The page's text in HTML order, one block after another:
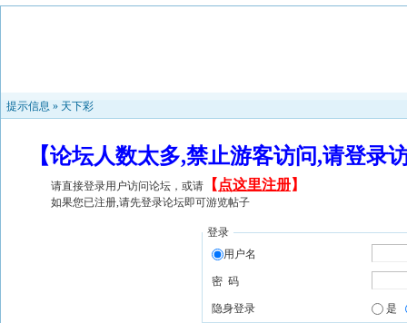
提示信息 » 天下彩
【论坛人数太多,禁止游客访问,请登
请直接登录用户访问论坛，或请 【 点这里注册】
如果您已注册,请先登录论坛即可游览帖子
登录
用户名
密 码
隐身登录 是